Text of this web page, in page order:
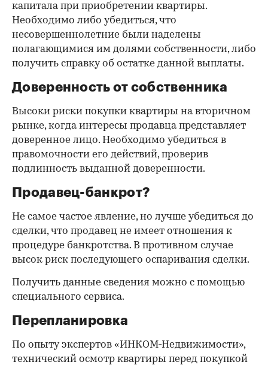
капитала при приобретении квартиры.
Необходимо либо убедиться, что
несовершеннолетние были наделены
полагающимися им долями собственности, либо
получить справку об остатке данной выплаты.
Доверенность от собственника
Высоки риски покупки квартиры на вторичном
рынке, когда интересы продавца представляет
доверенное лицо. Необходимо убедиться в
правомочности его действий, проверив
подлинность выданной доверенности.
Продавец-банкрот?
Не самое частое явление, но лучше убедиться до
сделки, что продавец не имеет отношения к
процедуре банкротства. В противном случае
высок риск последующего оспаривания сделки.
Получить данные сведения можно с помощью
специального сервиса.
Перепланировка
По опыту экспертов «ИНКОМ-Недвижимости»,
технический осмотр квартиры перед покупкой